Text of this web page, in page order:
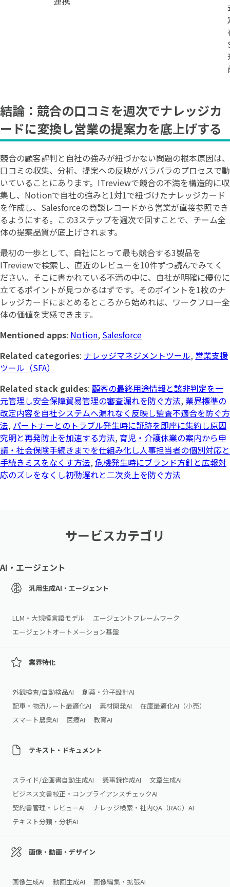
結論：競合の口コミを週次でナレッジカ
ードに変換し営業の提案力を底上げする
競合の顧客評判と自社の強みが紐づかない問題の根本原因は、
口コミの収集、分析、提案への反映がバラバラのプロセスで動
いていることにあります。ITreviewで競合の不満を構造的に収
集し、Notionで自社の強みと1対1で紐づけたナレッジカード
を作成し、Salesforceの商談レコードから営業が直接参照でき
るようにする。この3ステップを週次で回すことで、チーム全
体の提案品質が底上げされます。
最初の一歩として、自社にとって最も競合する3製品を
ITreviewで検索し、直近のレビューを10件ずつ読んでみてく
ださい。そこに書かれている不満の中に、自社が明確に優位に
立てるポイントが見つかるはずです。そのポイントを1枚のナ
レッジカードにまとめるところから始めれば、ワークフロー全
体の価値を実感できます。
Mentioned apps: Notion, Salesforce
Related categories: ナレッジマネジメントツール, 営業支援
ツール（SFA）
Related stack guides: 顧客の最終用途情報と該非判定を一
元管理し安全保障貿易管理の審査漏れを防ぐ方法, 業界標準の
改定内容を自社システムへ漏れなく反映し監査不適合を防ぐ方
法, パートナーとのトラブル発生時に証跡を即座に集約し原因
究明と再発防止を加速する方法, 育児・介護休業の案内から申
請・社会保険手続きまでを仕組み化し人事担当者の個別対応と
手続きミスをなくす方法, 危機発生時にブランド方針と広報対
応のズレをなくし初動遅れと二次炎上を防ぐ方法
サービスカテゴリ
AI・エージェント
汎用生成AI・エージェント
LLM・大規模言語モデル
エージェントフレームワーク
エージェントオートメーション基盤
業界特化
外観検査/自動検品AI
創薬・分子設計AI
配車・物流ルート最適化AI
素材開発AI
在庫最適化AI（小売）
スマート農業AI
医療AI 教育AI
テキスト・ドキュメント
スライド/企画書自動生成AI 議事録作成AI
文章生成AI
ビジネス文書校正・コンプライアンスチェックAI
契約書管理・レビューAI
ナレッジ検索・社内QA（RAG）AI
テキスト分類・分析AI
画像・動画・デザイン
画像生成AI 動画生成AI
画像編集・拡張AI